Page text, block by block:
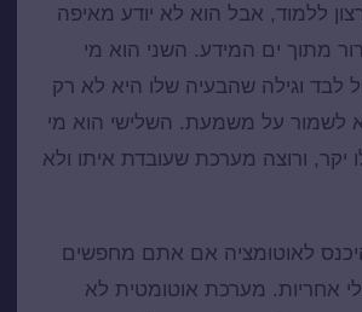
ללמוד, אבל הוא לא יודע מאיפה
מתוך ים המידע. השני הוא מי
לבד וגילה שהבעיה שלו היא לא רק
לשמור על משמעת. השלישי הוא מי
יקר, ורוצה מערכת שעובדת איתו ולא
לאוטומציה אם אתם מחפשים
אחריות. מערכת אוטומטית לא